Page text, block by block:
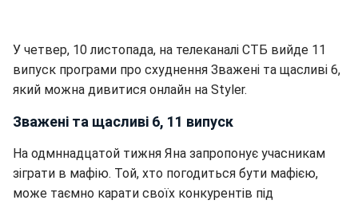
У четвер, 10 листопада, на телеканалі СТБ вийде 11
випуск програми про схуднення Зважені та щасливі 6,
який можна дивитися онлайн на Styler.
Зважені та щасливі 6, 11 випуск
На одмннадцатой тижня Яна запропонує учасникам
зіграти в мафію. Той, хто погодиться бути мафією,
може таємно карати своїх конкурентів під